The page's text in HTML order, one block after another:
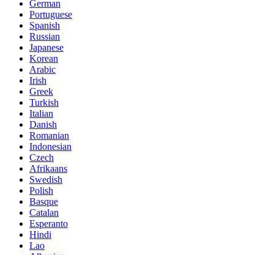
German
Portuguese
Spanish
Russian
Japanese
Korean
Arabic
Irish
Greek
Turkish
Italian
Danish
Romanian
Indonesian
Czech
Afrikaans
Swedish
Polish
Basque
Catalan
Esperanto
Hindi
Lao